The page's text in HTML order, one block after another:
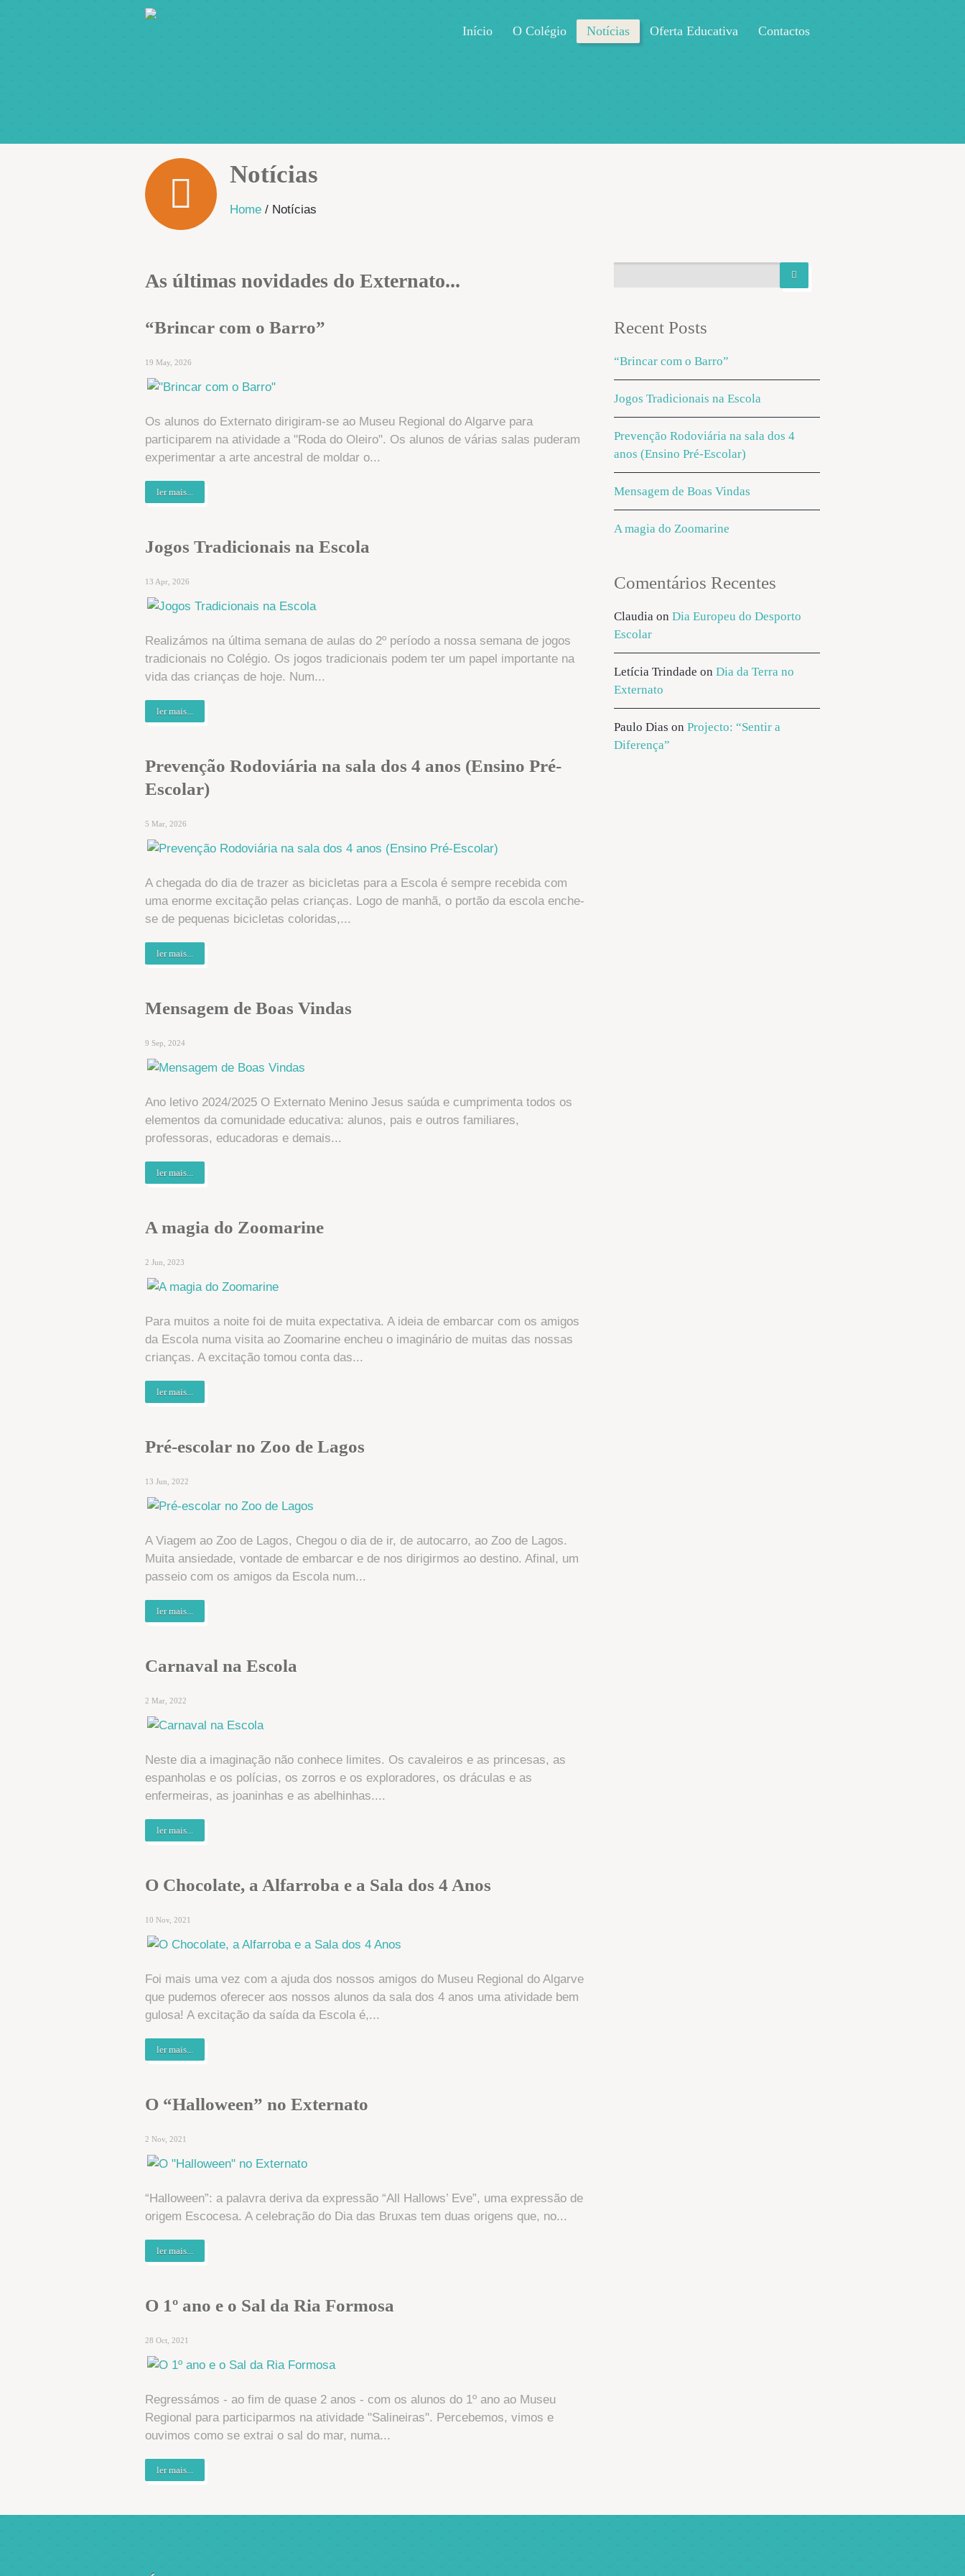
Início O Colégio Notícias Oferta Educativa Contactos
Notícias
Home / Notícias
As últimas novidades do Externato...
“Brincar com o Barro”
19 May, 2026
Os alunos do Externato dirigiram-se ao Museu Regional do Algarve para
participarem na atividade a "Roda do Oleiro". Os alunos de várias salas puderam
experimentar a arte ancestral de moldar o...
ler mais...
Jogos Tradicionais na Escola
13 Apr, 2026
Realizámos na última semana de aulas do 2º período a nossa semana de jogos
tradicionais no Colégio. Os jogos tradicionais podem ter um papel importante na
vida das crianças de hoje. Num...
ler mais...
Prevenção Rodoviária na sala dos 4 anos (Ensino Pré-
Escolar)
5 Mar, 2026
A chegada do dia de trazer as bicicletas para a Escola é sempre recebida com
uma enorme excitação pelas crianças. Logo de manhã, o portão da escola enche-
se de pequenas bicicletas coloridas,...
ler mais...
Mensagem de Boas Vindas
9 Sep, 2024
Ano letivo 2024/2025 O Externato Menino Jesus saúda e cumprimenta todos os
elementos da comunidade educativa: alunos, pais e outros familiares,
professoras, educadoras e demais...
ler mais...
A magia do Zoomarine
2 Jun, 2023
Para muitos a noite foi de muita expectativa. A ideia de embarcar com os amigos
da Escola numa visita ao Zoomarine encheu o imaginário de muitas das nossas
crianças. A excitação tomou conta das...
ler mais...
Pré-escolar no Zoo de Lagos
13 Jun, 2022
A Viagem ao Zoo de Lagos, Chegou o dia de ir, de autocarro, ao Zoo de Lagos.
Muita ansiedade, vontade de embarcar e de nos dirigirmos ao destino. Afinal, um
passeio com os amigos da Escola num...
ler mais...
Carnaval na Escola
2 Mar, 2022
Neste dia a imaginação não conhece limites. Os cavaleiros e as princesas, as
espanholas e os polícias, os zorros e os exploradores, os dráculas e as
enfermeiras, as joaninhas e as abelhinhas....
ler mais...
O Chocolate, a Alfarroba e a Sala dos 4 Anos
10 Nov, 2021
Foi mais uma vez com a ajuda dos nossos amigos do Museu Regional do Algarve
que pudemos oferecer aos nossos alunos da sala dos 4 anos uma atividade bem
gulosa! A excitação da saída da Escola é,...
ler mais...
O “Halloween” no Externato
2 Nov, 2021
“Halloween”: a palavra deriva da expressão “All Hallows’ Eve”, uma expressão de
origem Escocesa. A celebração do Dia das Bruxas tem duas origens que, no...
ler mais...
O 1º ano e o Sal da Ria Formosa
28 Oct, 2021
Regressámos - ao fim de quase 2 anos - com os alunos do 1º ano ao Museu
Regional para participarmos na atividade "Salineiras". Percebemos, vimos e
ouvimos como se extrai o sal do mar, numa...
ler mais...
Recent Posts
“Brincar com o Barro”
Jogos Tradicionais na Escola
Prevenção Rodoviária na sala dos 4
anos (Ensino Pré-Escolar)
Mensagem de Boas Vindas
A magia do Zoomarine
Comentários Recentes
Claudia onDia Europeu do Desporto
Escolar
Letícia Trindade onDia da Terra no
Externato
Paulo Dias onProjecto: “Sentir a
Diferença”